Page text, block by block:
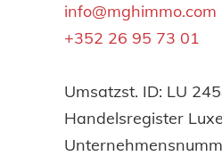
info@mghimmo.com
+352 26 95 73 01
Umsatzst. ID: LU
Handelsregister